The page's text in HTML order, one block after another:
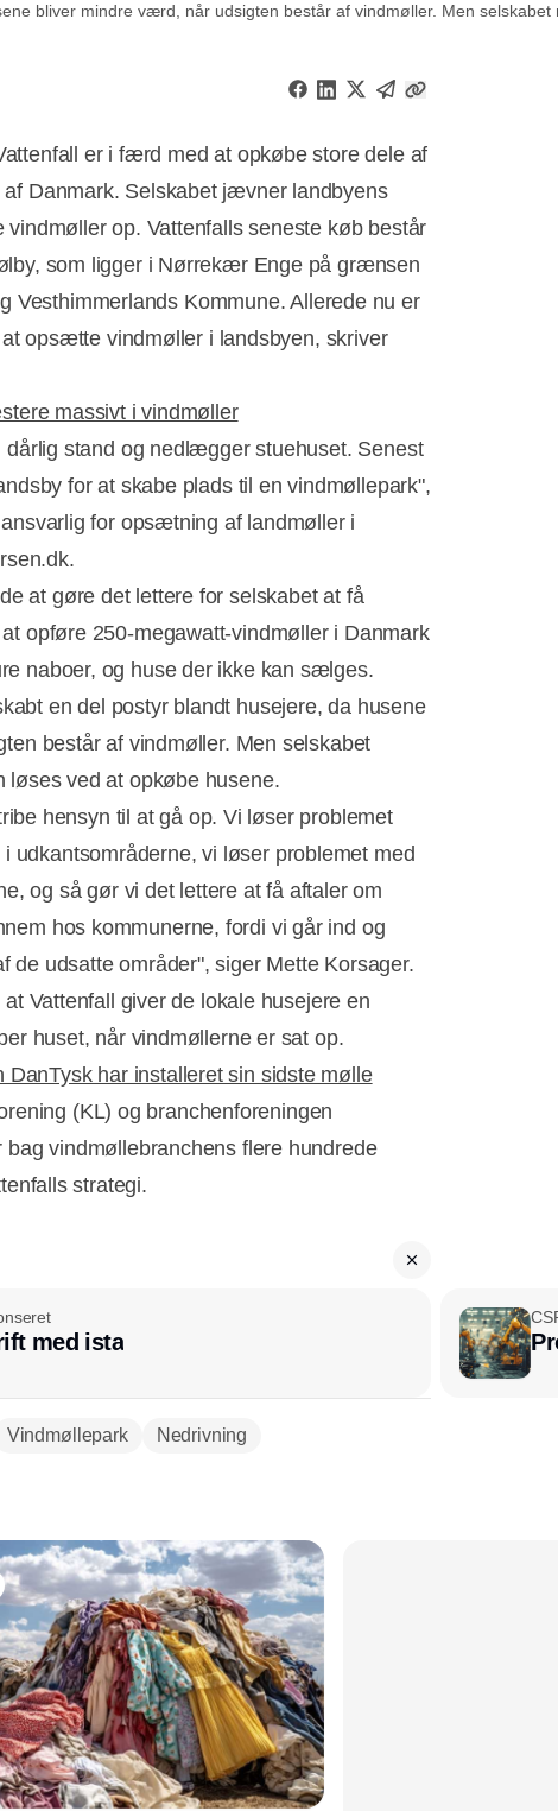
bliver mindre værd, når udsigten består af vindmøller. Men selskabet
er i færd med at opkøbe store dele af
Danmark. Selskabet jævner landbyens
op. Vattenfalls seneste køb består
som ligger i Nørrekær Enge på grænsen
Vesthimmerlands Kommune. Allerede nu er
opsætte vindmøller i landsbyen, skriver
massivt i vindmøller
stand og nedlægger stuehuset. Senest
for at skabe plads til en vindmøllepark",
for opsætning af landmøller i
at gøre det lettere for selskabet at få
opføre 250-megawatt-vindmøller i Danmark
naboer, og huse der ikke kan sælges.
en del postyr blandt husejere, da husene
består af vindmøller. Men selskabet
løses ved at opkøbe husene.
hensyn til at gå op. Vi løser problemet
udkantsområderne, vi løser problemet med
og så gør vi det lettere at få aftaler om
hos kommunerne, fordi vi går ind og
de udsatte områder", siger Mette Korsager.
Vattenfall giver de lokale husejere en
huset, når vindmøllerne er sat op.
DanTysk har installeret sin sidste mølle
(KL) og branchenforeningen
vindmøllebranchens flere hundrede
strategi.
med ista
Vindmøllepark Nedrivning